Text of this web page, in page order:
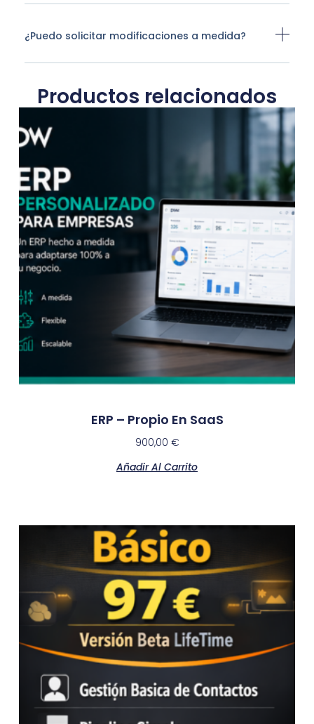
¿Puedo solicitar modificaciones a medida?
Productos relacionados
ERP – Propio En SaaS
900,00 €
Añadir Al Carrito